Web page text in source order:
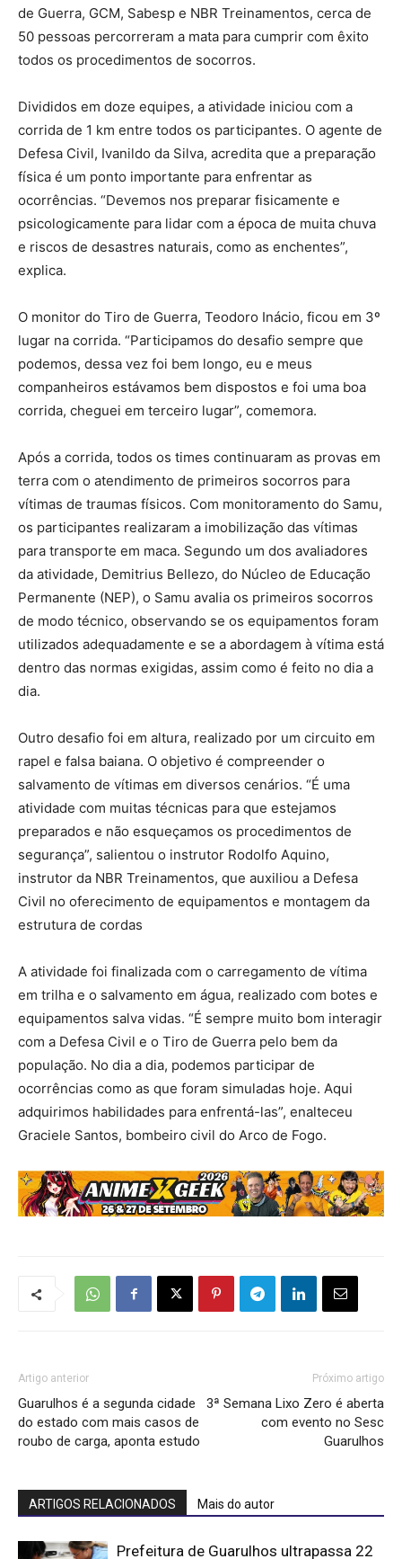
de Guerra, GCM, Sabesp e NBR Treinamentos, cerca de
50 pessoas percorreram a mata para cumprir com êxito
todos os procedimentos de socorros.
Divididos em doze equipes, a atividade iniciou com a
corrida de 1 km entre todos os participantes. O agente de
Defesa Civil, Ivanildo da Silva, acredita que a preparação
física é um ponto importante para enfrentar as
ocorrências. “Devemos nos preparar fisicamente e
psicologicamente para lidar com a época de muita chuva
e riscos de desastres naturais, como as enchentes”,
explica.
O monitor do Tiro de Guerra, Teodoro Inácio, ficou em 3º
lugar na corrida. “Participamos do desafio sempre que
podemos, dessa vez foi bem longo, eu e meus
companheiros estávamos bem dispostos e foi uma boa
corrida, cheguei em terceiro lugar”, comemora.
Após a corrida, todos os times continuaram as provas em
terra com o atendimento de primeiros socorros para
vítimas de traumas físicos. Com monitoramento do Samu,
os participantes realizaram a imobilização das vítimas
para transporte em maca. Segundo um dos avaliadores
da atividade, Demitrius Bellezo, do Núcleo de Educação
Permanente (NEP), o Samu avalia os primeiros socorros
de modo técnico, observando se os equipamentos foram
utilizados adequadamente e se a abordagem à vítima está
dentro das normas exigidas, assim como é feito no dia a
dia.
Outro desafio foi em altura, realizado por um circuito em
rapel e falsa baiana. O objetivo é compreender o
salvamento de vítimas em diversos cenários. “É uma
atividade com muitas técnicas para que estejamos
preparados e não esqueçamos os procedimentos de
segurança”, salientou o instrutor Rodolfo Aquino,
instrutor da NBR Treinamentos, que auxiliou a Defesa
Civil no oferecimento de equipamentos e montagem da
estrutura de cordas
A atividade foi finalizada com o carregamento de vítima
em trilha e o salvamento em água, realizado com botes e
equipamentos salva vidas. “É sempre muito bom interagir
com a Defesa Civil e o Tiro de Guerra pelo bem da
população. No dia a dia, podemos participar de
ocorrências como as que foram simuladas hoje. Aqui
adquirimos habilidades para enfrentá-las”, enalteceu
Graciele Santos, bombeiro civil do Arco de Fogo.
Artigo anterior
Guarulhos é a segunda cidade
do estado com mais casos de
roubo de carga, aponta estudo
Próximo artigo
3ª Semana Lixo Zero é aberta
com evento no Sesc
Guarulhos
ARTIGOS RELACIONADOS Mais do autor
Prefeitura de Guarulhos ultrapassa 22